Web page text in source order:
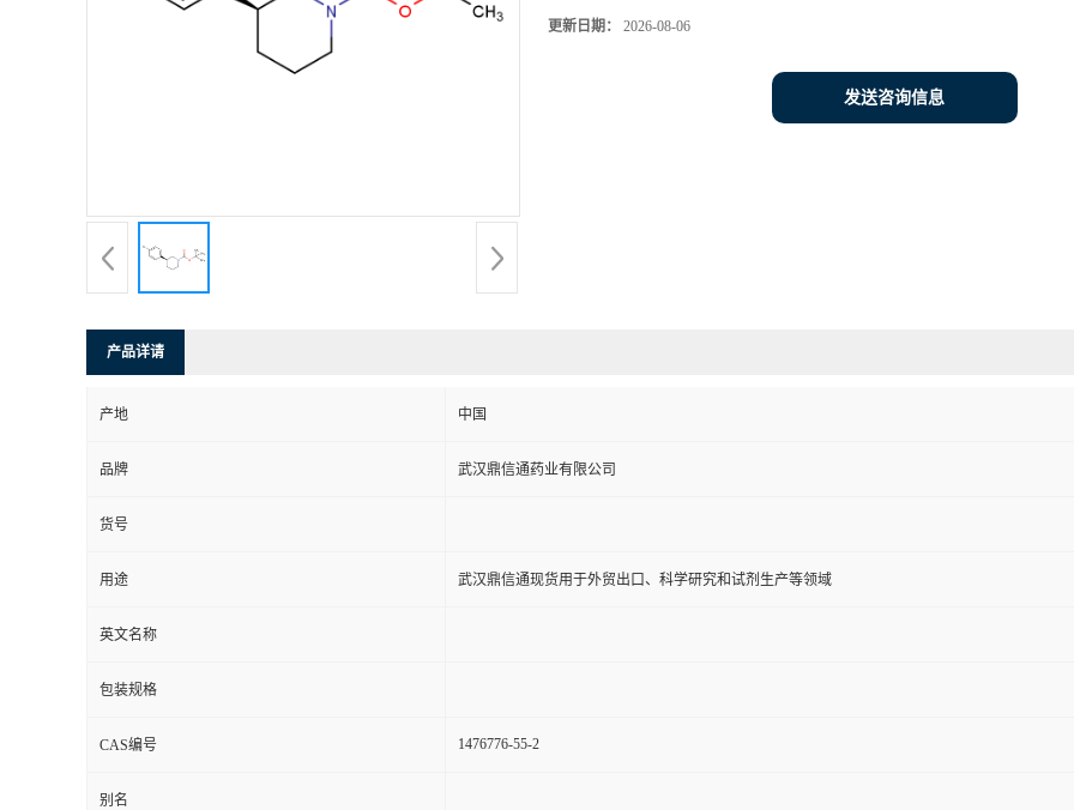
更新日期： 2026-08-06
发送咨询信息
产品详请
产地 中国
品牌 武汉鼎信通药业有限公司
货号
用途 武汉鼎信通现货用于外贸出口、科学研究和试剂生产等领域
英文名称
包装规格
CAS编号 1476776-55-2
别名